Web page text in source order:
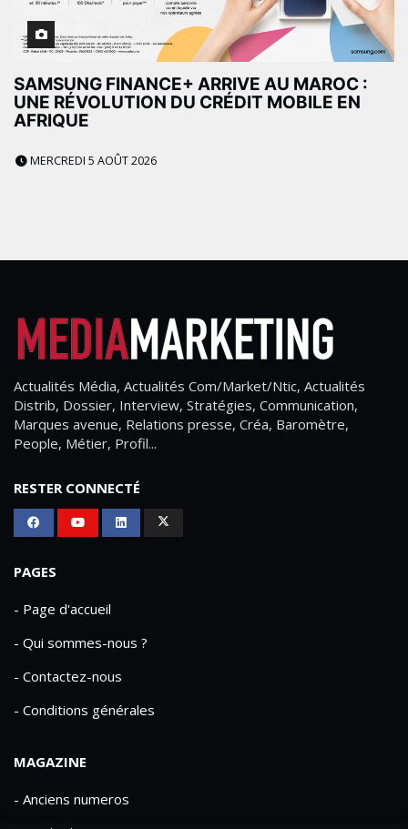
SAMSUNG FINANCE+ ARRIVE AU MAROC :
UNE RÉVOLUTION DU CRÉDIT MOBILE EN
AFRIQUE
MERCREDI 5 AOÛT 2026
Actualités Média, Actualités Com/Market/Ntic, Actualités
Distrib, Dossier, Interview, Stratégies, Communication,
Marques avenue, Relations presse, Créa, Baromètre,
People, Métier, Profil...
RESTER CONNECTÉ
PAGES
- Page d'accueil
- Qui sommes-nous ?
- Contactez-nous
- Conditions générales
MAGAZINE
- Anciens numeros